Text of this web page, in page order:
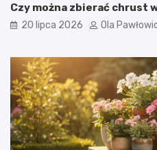
Czy można zbierać chrust
20 lipca 2026 Ola